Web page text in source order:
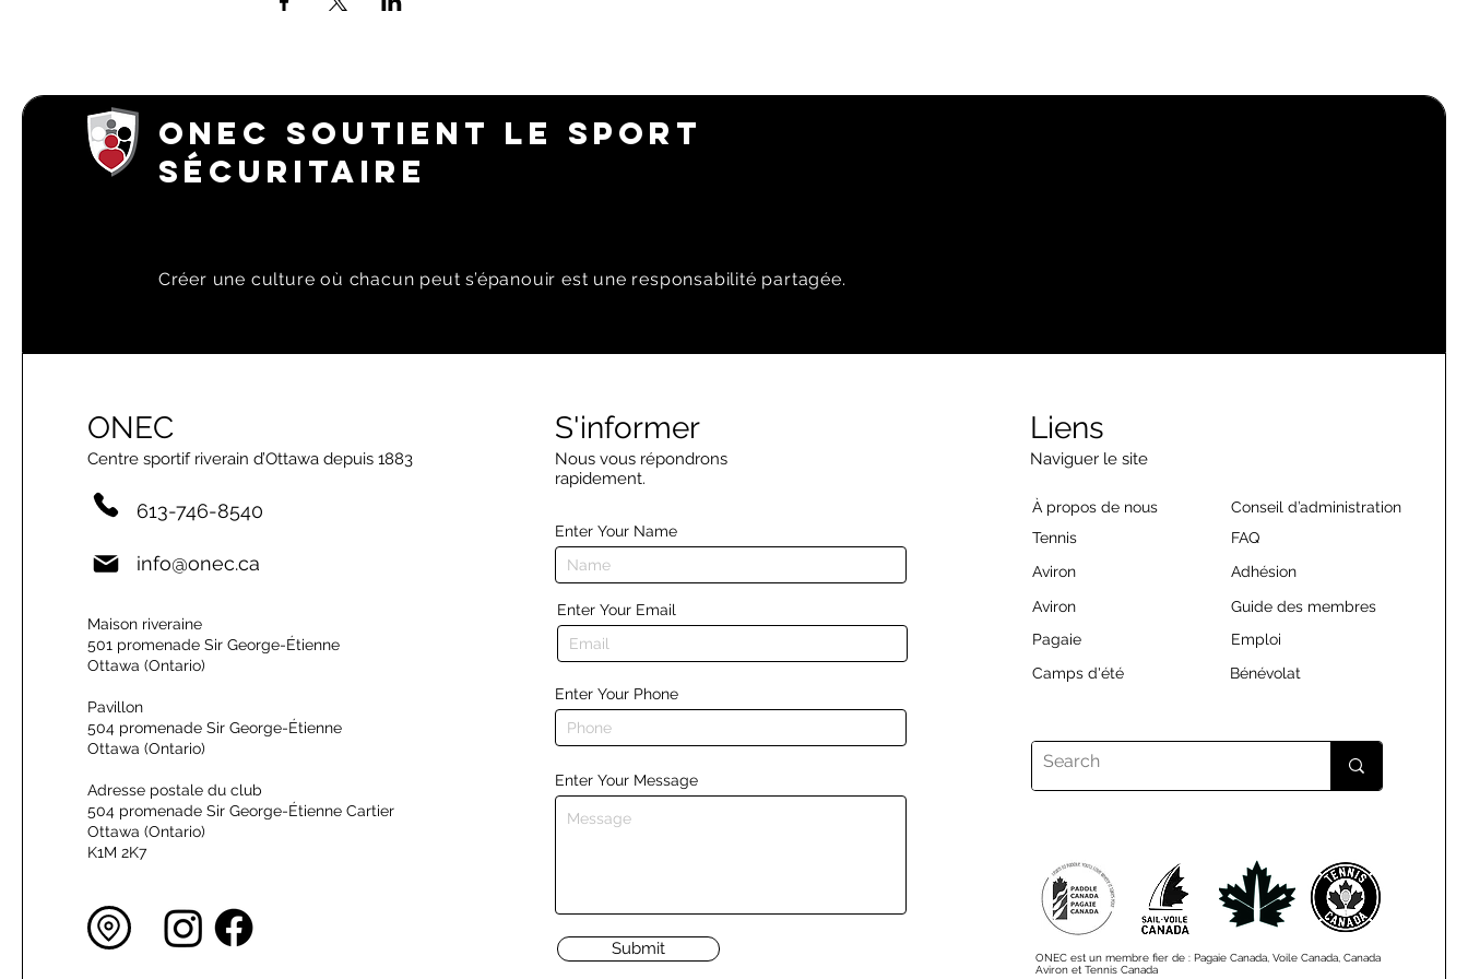
ONEC SOUTIENT LE SPORT
SÉCURITAIRE
Créer une culture où chacun peut s’épanouir est une responsabilité partagée.
ONEC
Centre sportif riverain d’Ottawa depuis 1883
613-746-8540
info@onec.ca
Maison riveraine
501 promenade Sir George-Étienne
Ottawa (Ontario)
Pavillon
504 promenade Sir George-Étienne
Ottawa (Ontario)
Adresse postale du club
504 promenade Sir George-Étienne Cartier
Ottawa (Ontario)
K1M 2K7
S'informer
Nous vous répondrons
rapidement.
Enter Your Name
Enter Your Email
Enter Your Phone
Enter Your Message
Submit
Liens
Naviguer le site
À propos de nous
Tennis
Aviron
Aviron
Pagaie
Camps d'été
Conseil d’administration
FAQ
Adhésion
Guide des membres
Emploi
Bénévolat
ONEC est un membre fier de : Pagaie Canada, Voile Canada, Canada
Aviron et Tennis Canada